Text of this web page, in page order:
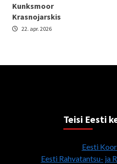
Kunksmoor
Krasnojarskis
22. apr. 2026
Teisi Eesti
Eesti
Eesti Rahvatantsu- ja